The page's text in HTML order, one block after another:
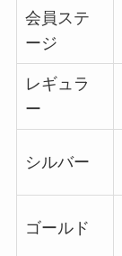
会員ステ
ージ
レギュラ
ー
シルバー
ゴールド